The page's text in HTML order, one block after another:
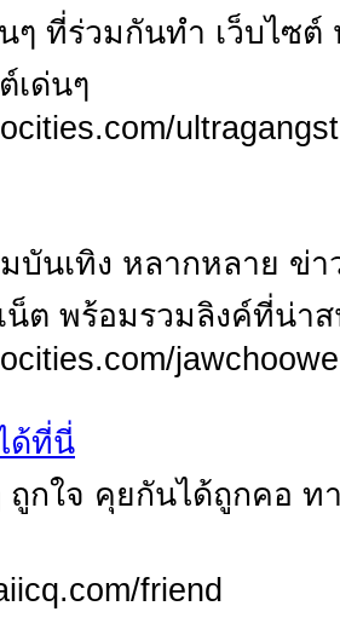
ๆ ที่ร่วมกันทำ เว็บไซ
เด่นๆ
บันเทิง หลากหลาย ข่
น็ต พร้อมรวมลิงค์ที่น่า
ด้ที่นี่
ถูกใจ คุยกันได้ถูกคอ
friend